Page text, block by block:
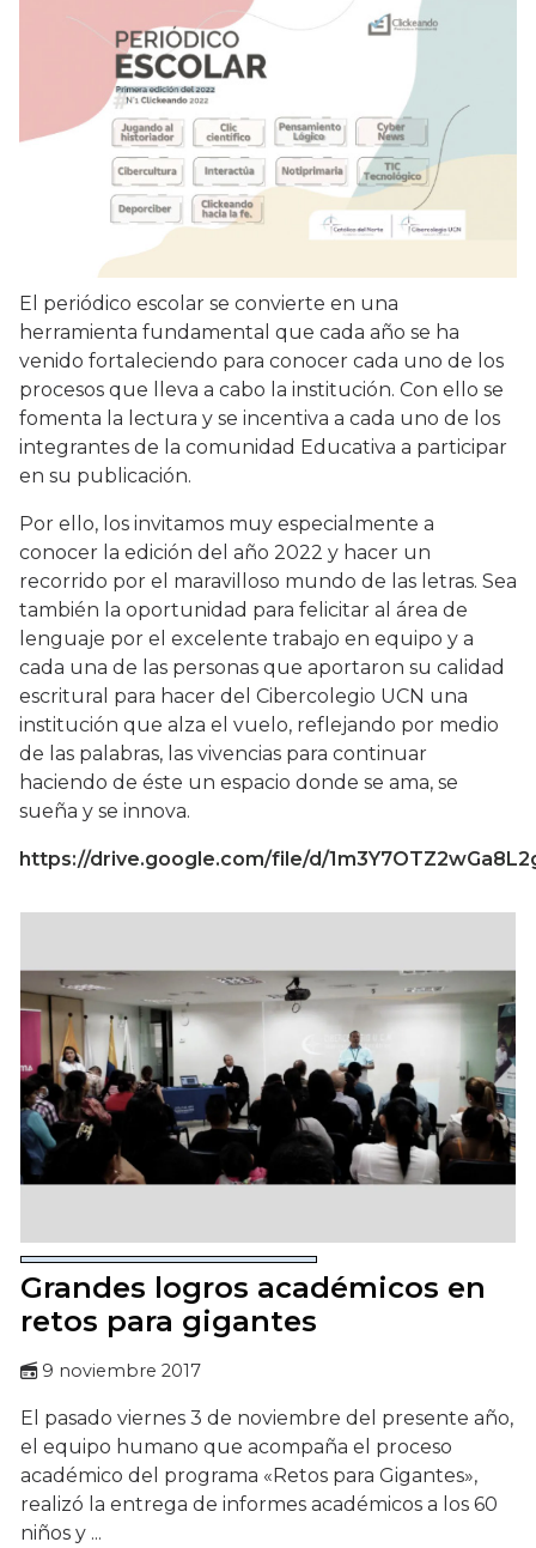
El periódico escolar se convierte en una
herramienta fundamental que cada año se ha
venido fortaleciendo para conocer cada uno de los
procesos que lleva a cabo la institución. Con ello se
fomenta la lectura y se incentiva a cada uno de los
integrantes de la comunidad Educativa a participar
en su publicación.
Por ello, los invitamos muy especialmente a
conocer la edición del año 2022 y hacer un
recorrido por el maravilloso mundo de las letras. Sea
también la oportunidad para felicitar al área de
lenguaje por el excelente trabajo en equipo y a
cada una de las personas que aportaron su calidad
escritural para hacer del Cibercolegio UCN una
institución que alza el vuelo, reflejando por medio
de las palabras, las vivencias para continuar
haciendo de éste un espacio donde se ama, se
sueña y se innova.
https://drive.google.com/file/d/
Grandes logros académicos en
retos para gigantes
9 noviembre 2017
El pasado viernes 3 de noviembre del presente año,
el equipo humano que acompaña el proceso
académico del programa «Retos para Gigantes»,
realizó la entrega de informes académicos a los 60
niños y ...